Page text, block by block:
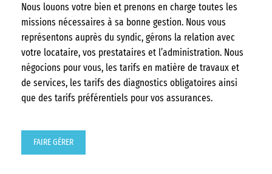
Nous louons votre bien et prenons en charge toutes les
missions nécessaires à sa bonne gestion. Nous vous
représentons auprès du syndic, gérons la relation avec
votre locataire, vos prestataires et l’administration. Nous
négocions pour vous, les tarifs en matière de travaux et
de services, les tarifs des diagnostics obligatoires ainsi
que des tarifs préférentiels pour vos assurances.
FAIRE GÉRER